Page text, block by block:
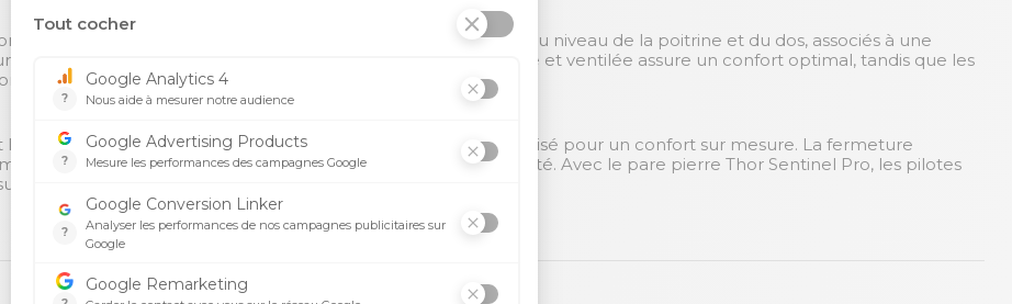
complète avec sa conception légère et affinée. Les renforts au niveau de la poitrine et du dos, associés à une
maximale en cas de chute. La doublure confortable moulée et ventilée assure un confort optimal, tandis que les
efficace pour rester au frais pendant l'effort.
sangles latérales élastiques offrent un ajustement personnalisé pour un confort sur mesure. La fermeture
parfait du pare pierre pendant toute la durée de l'activité. Avec le pare pierre Thor Sentinel Pro, les pilotes
leur performance en toute sécurité.